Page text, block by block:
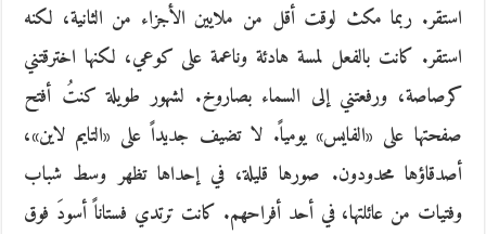
استقر. ربما مكث لوقت أقل من ملايين الأجزاء من الثانية، لكنه
استقر. كانت بالفعل لمسة هادئة وناعمة على كوعي، لكنها اخترقتني
كرصاصة، ورفعتني إلى السماء بصاروخ. لشهور طويلة كنتُ أفتح
صفحتها على «الفايس» يومياً. لا تضيف جديداً على «التايم لاين»،
أصدقاؤها محدودون. صورها قليلة، في إحداها تظهر وسط شباب
وفتيات من عائلتها، في أحد أفراحهم. كانت ترتدي فستاناً أسودَ فوق